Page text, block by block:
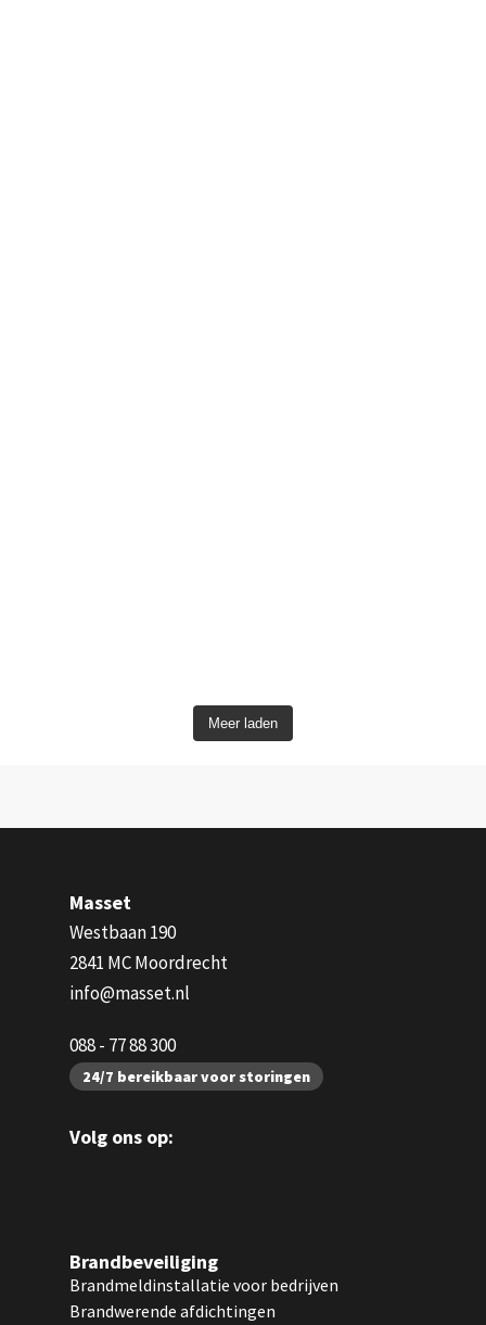
Meer laden
Masset
Westbaan 190
2841 MC Moordrecht
info@masset.nl
088 - 77 88 300
24/7 bereikbaar voor storingen
Volg ons op:
Brandbeveiliging
Brandmeldinstallatie voor bedrijven
Brandwerende afdichtingen